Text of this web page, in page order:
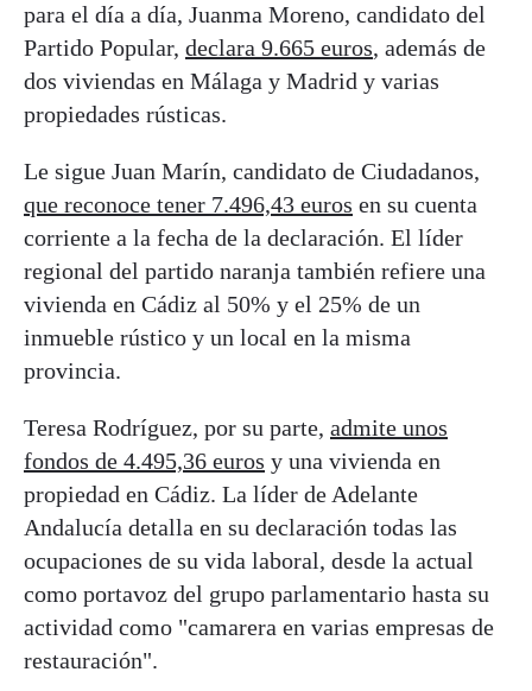
para el día a día, Juanma Moreno, candidato del
Partido Popular, declara 9.665 euros, además de
dos viviendas en Málaga y Madrid y varias
propiedades rústicas.
Le sigue Juan Marín, candidato de Ciudadanos,
que reconoce tener 7.496,43 euros en su cuenta
corriente a la fecha de la declaración. El líder
regional del partido naranja también refiere una
vivienda en Cádiz al 50% y el 25% de un
inmueble rústico y un local en la misma
provincia.
Teresa Rodríguez, por su parte, admite unos
fondos de 4.495,36 euros y una vivienda en
propiedad en Cádiz. La líder de Adelante
Andalucía detalla en su declaración todas las
ocupaciones de su vida laboral, desde la actual
como portavoz del grupo parlamentario hasta su
actividad como "camarera en varias empresas de
restauración".